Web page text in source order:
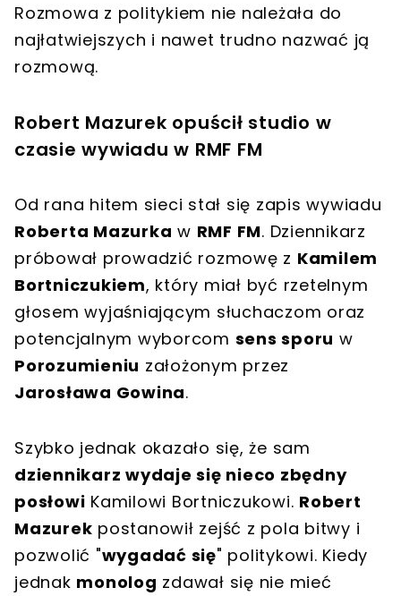
Rozmowa z politykiem nie należała do
najłatwiejszych i nawet trudno nazwać ją
rozmową.
Robert Mazurek opuścił studio w
czasie wywiadu w RMF FM
Od rana hitem sieci stał się zapis wywiadu
Roberta Mazurka w RMF FM. Dziennikarz
próbował prowadzić rozmowę z Kamilem
Bortniczukiem, który miał być rzetelnym
głosem wyjaśniającym słuchaczom oraz
potencjalnym wyborcom sens sporu w
Porozumieniu założonym przez
Jarosława Gowina.
Szybko jednak okazało się, że sam
dziennikarz wydaje się nieco zbędny
posłowi Kamilowi Bortniczukowi. Robert
Mazurek postanowił zejść z pola bitwy i
pozwolić "wygadać się" politykowi. Kiedy
jednak monolog zdawał się nie mieć